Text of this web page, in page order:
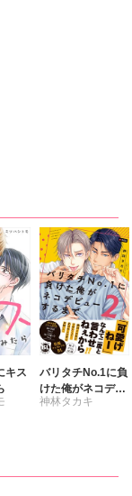
キス
バリタチNo.1に負
けた俺がネコデビ
ューするまで【単
神林タカキ